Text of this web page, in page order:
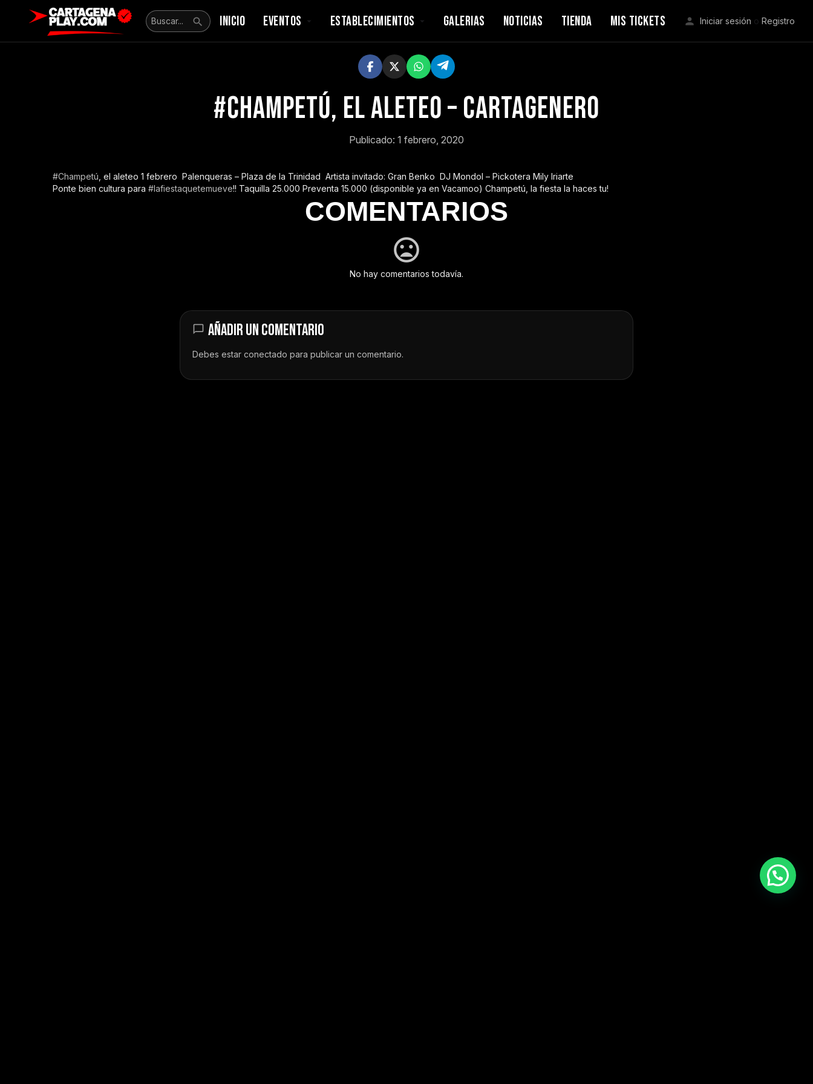
INICIO EVENTOS ESTABLECIMIENTOS GALERIAS NOTICIAS TIENDA MIS TICKETS Iniciar sesión o Registro
#Champetú, el aleteo – Cartagenero
Publicado: 1 febrero, 2020
#Champetú , el aleteo 1 febrero Palenqueras – Plaza de la Trinidad Artista invitado: Gran Benko DJ Mondol – Pickotera Mily Iriarte
Ponte bien cultura para #lafiestaquetemueve!! Taquilla 25.000 Preventa 15.000 (disponible ya en Vacamoo) Champetú, la fiesta la haces tu!
COMENTARIOS
No hay comentarios todavía.
AÑADIR UN COMENTARIO
Debes estar conectado para publicar un comentario.